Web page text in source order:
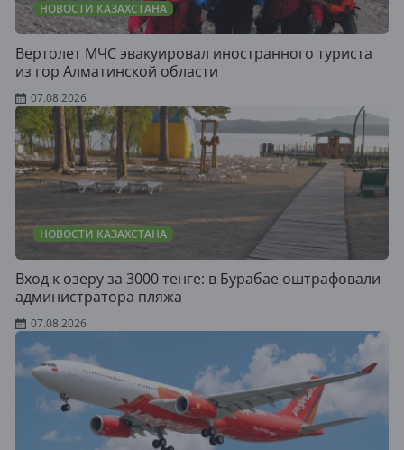
НОВОСТИ КАЗАХСТАНА
Вертолет МЧС эвакуировал иностранного туриста
из гор Алматинской области
07.08.2026
НОВОСТИ КАЗАХСТАНА
Вход к озеру за 3000 тенге: в Бурабае оштрафовали
администратора пляжа
07.08.2026